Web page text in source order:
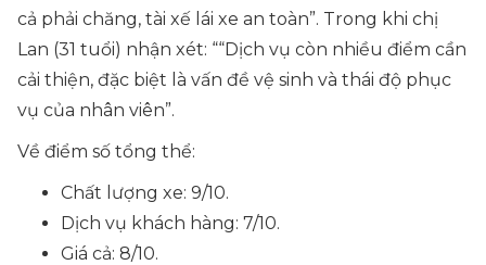
cả phải chăng, tài xế lái xe an toàn”. Trong khi chị
Lan (31 tuổi) nhận xét: ““Dịch vụ còn nhiều điểm cần
cải thiện, đặc biệt là vấn đề vệ sinh và thái độ phục
vụ của nhân viên”.
Về điểm số tổng thể:
Chất lượng xe: 9/10.
Dịch vụ khách hàng: 7/10.
Giá cả: 8/10.